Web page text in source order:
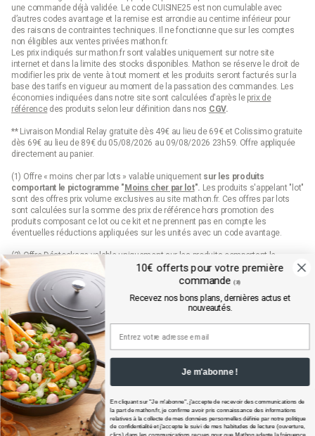
Set de 2 découpoirs éjecteurs de Noël Scrapcooking
,10 €
une commande déjà validée. Le code CUISINE25 est non cumulable avec
d’autres codes avantage et la remise est arrondie au centime inférieur pour
des raisons de contraintes techniques. Il ne fonctionne que sur les comptes
non éligibles aux ventes privées mathon.fr.
Les prix indiqués sur mathon.fr sont valables uniquement sur notre site
internet et dans la limite des stocks disponibles. Mathon se réserve le droit de
modifier les prix de vente à tout moment et les produits seront facturés sur la
base des tarifs en vigueur au moment de la passation des commandes. Les
économies indiquées dans notre site sont calculées d'après le prix de
référencedes produits selon leur définition dans nos CGV.
** Livraison Mondial Relay gratuite dès 49€ au lieu de 69€ et Colissimo gratuite
dès 69€ au lieu de 89€ du 05/08/2026 au 09/08/2026 23h59. Offre appliquée
directement au panier.
(1) Offre « moins cher par lots » valable uniquement sur les produits
comportant le pictogramme "Moins cher par lot". Les produits s'appelant "lot"
sont des offres prix volume exclusives au site mathon.fr. Ces offres par lots
sont calculées sur la somme des prix de référence hors promotion des
produits composant ce lot ou ce kit et ne prennent pas en compte les
éventuelles réductions appliquées sur les unités avec un code avantage.
(2) Offre Déstockage valable uniquement sur les produits comportant le
pictogramme "Déstockage" jusqu'à épuisement définitif de leur stock.
(3) 10€ de remise sur votre première commande sur mathon.fr dès 99€
d’achats pour les nouveaux inscrits en saisissant le code qui est envoyé par
mail. Offre valable sur les produits hors marques Seb, Moulinex et Tefal, hors
produits disposant d'un pictogramme "prix web", hors lots, hors cartes cadeaux
et dès 99€ d'achats hors frais de port.
Conditions détaillées disponibles dans l’email de confirmation d’inscription à la
newsletter.
(4) Offre « Prix web » valable uniquement sur les produits comportant le
pictogramme "prix web". Les produits indiqués "prix web" sont des offres
exclusives au site mathon.fr. Offre non applicable en magasin ou en catalogue.
10€ offerts pour votre première
commande (3)
Recevez nos bons plans, dernières actus et
nouveautés.
Je m'abonne !
En cliquant sur "Je m'abonne", j'accepte de recevoir des communications de
la part demathon.fr, je confirme avoir pris connaissance des informations
relatives à la collecte de mes données personnelles définie par notre politique
de confidentialité et j’accepte le suivi de mes habitudes de lecture (ouverture,